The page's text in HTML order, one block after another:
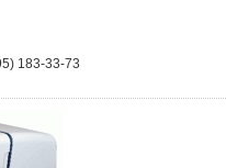
183-33-73